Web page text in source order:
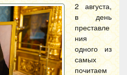
2 августа,
в день
преставле
ния
одного из
самых
почитаем